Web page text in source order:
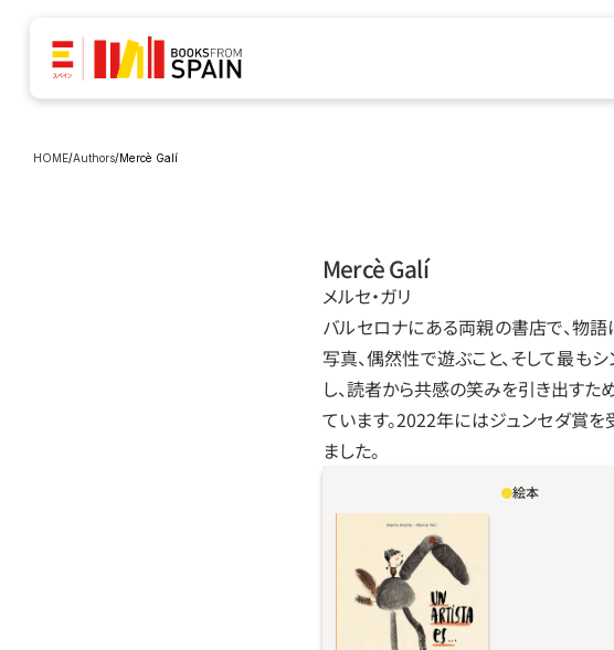
HOME/Authors/Mercè Galí
Mercè Galí
メルセ・ガリ
バルセロナにある両親の書店で、物語
写真、偶然性で遊ぶこと、そして最も
し、読者から共感の笑みを引き出すた
ています。2022年にはジュンセダ賞を
ました。
アーティストとは何でしょう？ その
刺激するものは何でしょう？ きっと
とつではないでしょう。しかしだれ
し、感動し、そしてなみはずれたもの
す能力をもっているのはたしかです！
は、神格化された芸術に対する先入観
絵本